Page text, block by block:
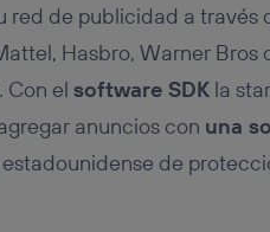
red de publicidad a través
Hasbro, Warner Bros
Con el software SDKla
anuncios con una
de